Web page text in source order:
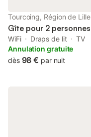
Tourcoing, Région de Lille
Gîte pour 2 personnes
WiFi Draps de lit
TV
Annulation gratuite
dès 98 € par nuit